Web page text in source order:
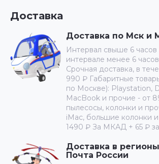
Доставка
Доставка по Мск и
Интервал свыше 6
интервале менее 6
Срочная доставка, в
990 ₽ Габаритные
по Москве): Playstation,
MacBook и прочие - от
пылесосы, колонки и
iMac, большие колонки
1490 ₽ За МКАД + 65 ₽
Доставка в
Почта России